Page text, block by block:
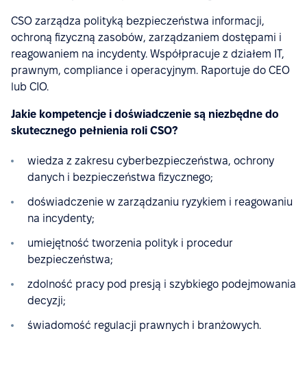
CSO zarządza polityką bezpieczeństwa informacji,
ochroną fizyczną zasobów, zarządzaniem dostępami i
reagowaniem na incydenty. Współpracuje z działem IT,
prawnym, compliance i operacyjnym. Raportuje do CEO
lub CIO.
Jakie kompetencje i doświadczenie są niezbędne do
skutecznego pełnienia roli CSO?
wiedza z zakresu cyberbezpieczeństwa, ochrony
danych i bezpieczeństwa fizycznego;
doświadczenie w zarządzaniu ryzykiem i reagowaniu
na incydenty;
umiejętność tworzenia polityk i procedur
bezpieczeństwa;
zdolność pracy pod presją i szybkiego podejmowania
decyzji;
świadomość regulacji prawnych i branżowych.